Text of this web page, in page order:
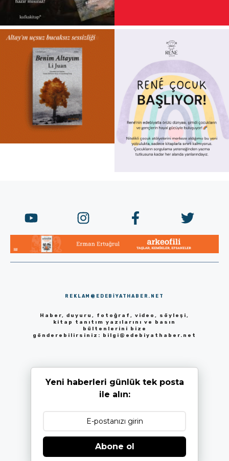
REKLAM@EDEBIYATHABER.NET
Haber, duyuru, fotoğraf, video, söyleşi,
kitap tanıtım yazılarını ve basın
bültenlerini bize
gönderebilirsiniz:
bilgi@edebiyathaber.net
Yeni haberleri günlük tek posta
ile alın:
Abone ol